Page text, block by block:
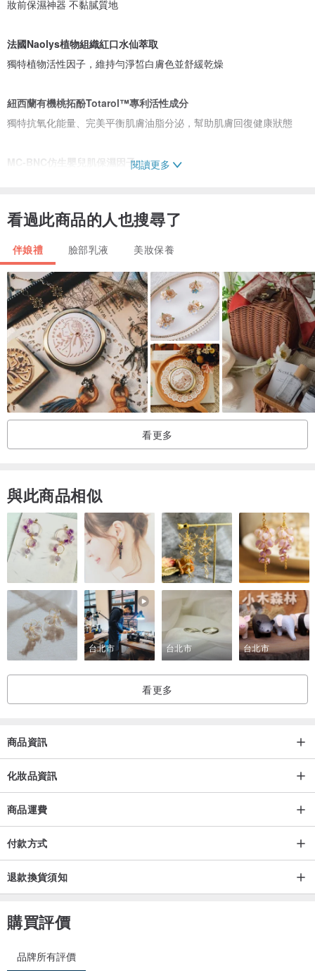
妝前保濕神器 不黏膩質地
法國Naolys植物組織紅口水仙萃取
獨特植物活性因子，維持勻淨皙白膚色並舒緩乾燥
紐西蘭有機桃拓酚Totarol™專利活性成分
獨特抗氧化能量、完美平衡肌膚油脂分泌，幫助肌膚回復健康狀態
MC-BNC仿生嬰兒肌保濕因子
水相補水、油相守護，不需使用大量乳化劑來穩定水油混合，對敏感
肌更友善
白茅根萃取、琉璃苣油、神經醯胺(NP/AP/EOP)、氫化卵磷脂、B5泛
醇、Kombuchka™ 康普茶酵母
無酒精、無矽靈、無雌激素、無動物實驗、無Paraben、無SLS.SLES
1件95折，2件以上9折，多件優惠請詢問
訂製禮盒3個以上（含3個）請選擇宅配寄送
此婚禮小物請私訊討論出貨日期，休假期間皆可訂製
訂製天數約3週，請提前訂購，單買保養品2日內出貨
閱讀更多
看過此商品的人也搜尋了
伴娘禮 臉部乳液 美妝保養
看更多
與此商品相似
台北市 台北市 台北市
看更多
商品資訊
化妝品資訊
商品運費
付款方式
退款換貨須知
購買評價
品牌所有評價